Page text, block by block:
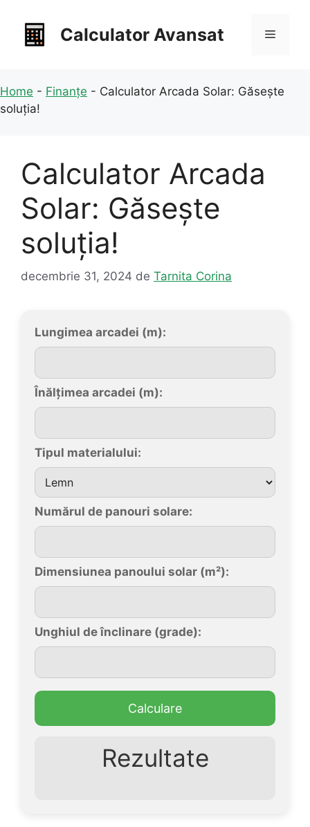
conținut
Calculator Avansat Meniu
Home - Finanțe - Calculator Arcada Solar: Găsește
soluția!
Calculator Arcada
Solar: Găsește
soluția!
decembrie 31, 2024 de Tarnita Corina
Lungimea arcadei (m):
Înălțimea arcadei (m):
Tipul materialului:
Numărul de panouri solare:
Dimensiunea panoului solar (m²):
Unghiul de înclinare (grade):
Calculare
Rezultate